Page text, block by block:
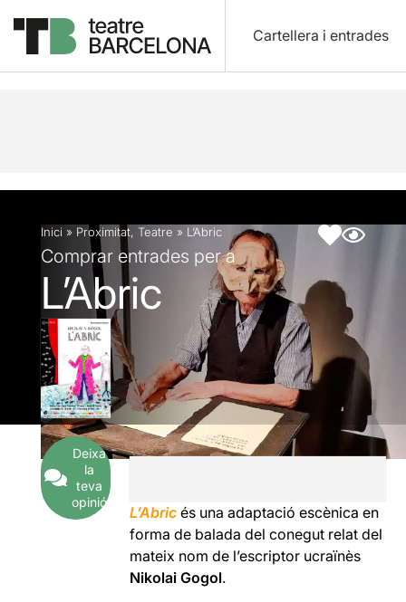
Cartellera i entrades
Descripció Fitxa artística Fotos i vídeos
Inici » Proximitat, Teatre » L’Abric
Comprar entrades per a
L’Abric
Deixa
la
teva
opinió
L’Abric és una adaptació escènica en
forma de balada del conegut relat del
mateix nom de l’escriptor ucraïnès
Nikolai Gogol.